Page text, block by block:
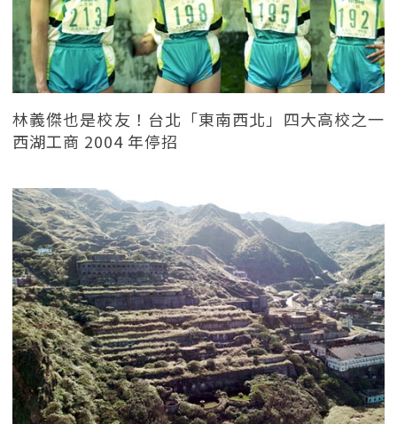
林義傑也是校友！台北「東南西北」四大高校之一
西湖工商 2004 年停招